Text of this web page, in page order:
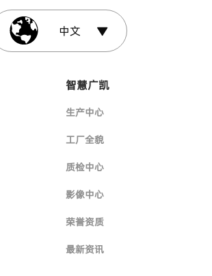
中文
智慧广凯
生产中心
工厂全貌
质检中心
影像中心
荣誉资质
最新资讯